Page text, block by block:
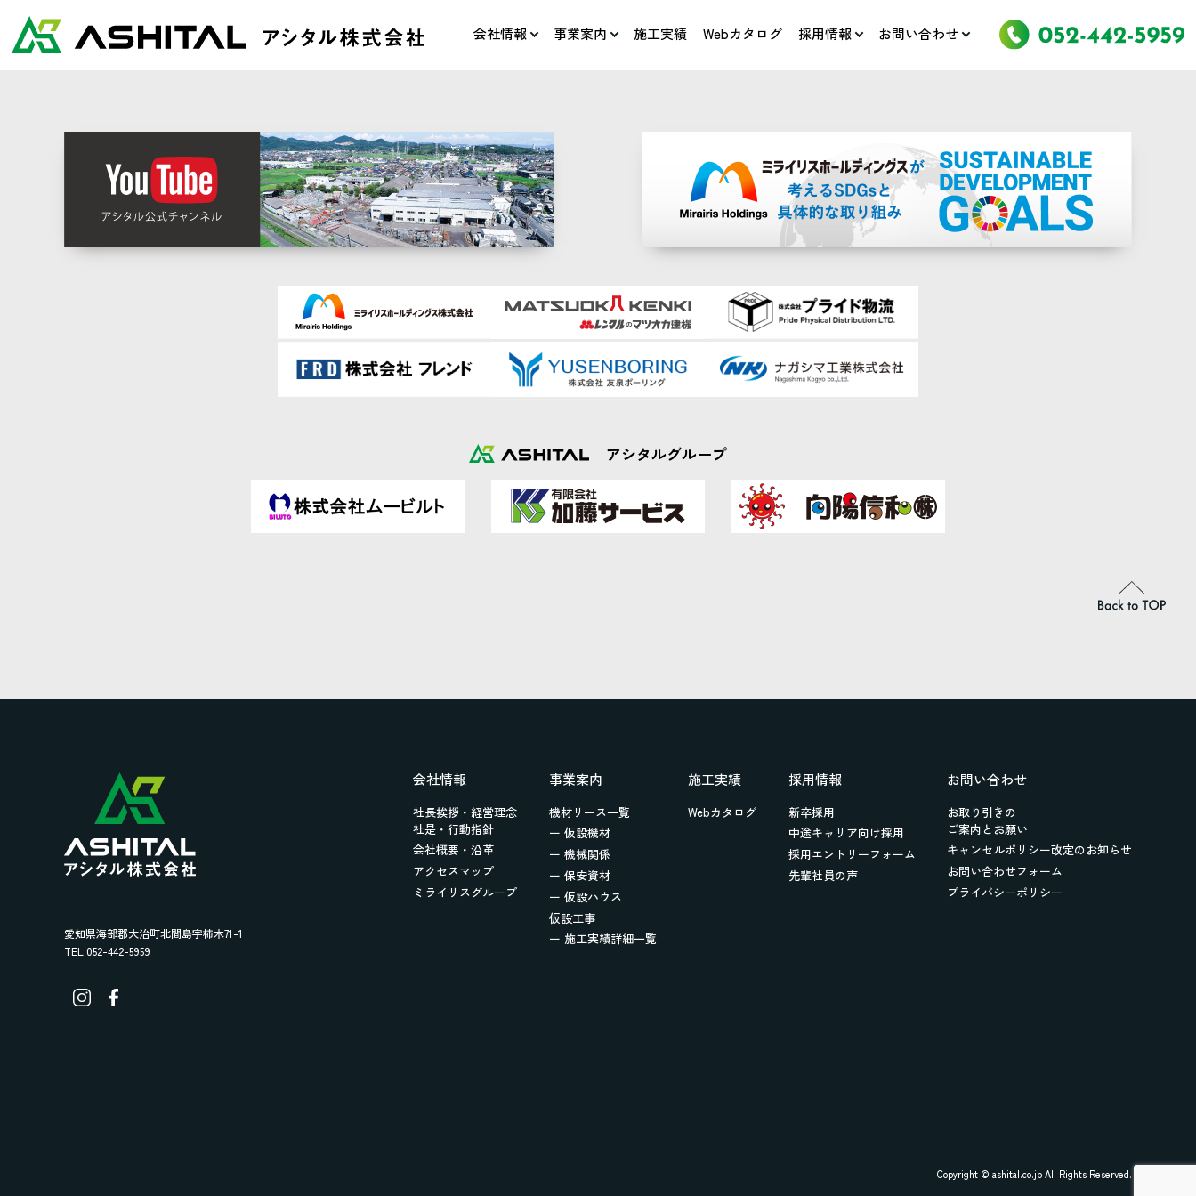
会社情報 事業案内 施工実績 Webカタログ 採用情報 お問い合わせ
アシタルグループ
愛知県海部郡大治町北間島字柿木71-1
TEL.052-442-5959
会社情報
社長挨拶・経営理念
社是・行動指針
会社概要・沿革
アクセスマップ
ミライリスグループ
事業案内
機材リース一覧
ー 仮設機材
ー 機械関係
ー 保安資材
ー 仮設ハウス
仮設工事
ー 施工実績詳細一覧
施工実績
Webカタログ
採用情報
新卒採用
中途キャリア向け採用
採用エントリーフォーム
先輩社員の声
お問い合わせ
お取り引きの
ご案内とお願い
キャンセルポリシー改定のお知らせ
お問い合わせフォーム
プライバシーポリシー
Copyright © ashital.co.jp All Rights Reserved.